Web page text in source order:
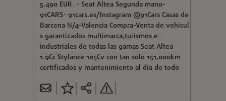
5.490 EUR. - Seat Altea Segunda mano-
91CARS- 91cars.es/Instagram @91Cars Casas de
Barcena N/4-Valencia Compra-Venta de vehicul
s garantizados multimarca,turismos e
industriales de todas las gamas Seat Altea
1.9Cc Stylance 105Cv con tan solo 151,000km
certificados y mantenimiento al dia de todo